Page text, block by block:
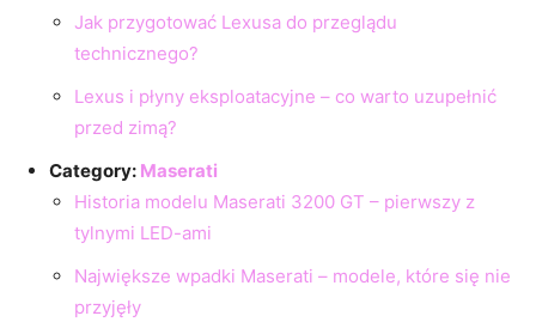
Jak przygotować Lexusa do przeglądu
technicznego?
Lexus i płyny eksploatacyjne – co warto uzupełnić
przed zimą?
Category: Maserati
Historia modelu Maserati 3200 GT – pierwszy z
tylnymi LED-ami
Największe wpadki Maserati – modele, które się nie
przyjęły